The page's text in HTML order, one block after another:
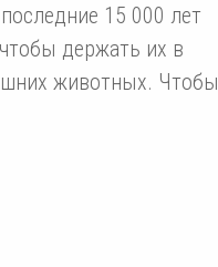
15 000 лет
держать их в
животных. Чтобы